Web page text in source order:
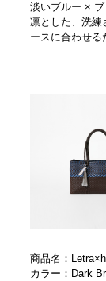
淡いブルー × ブ
凛とした、洗練
ースに合わせる
商品名：
カラー：Dark